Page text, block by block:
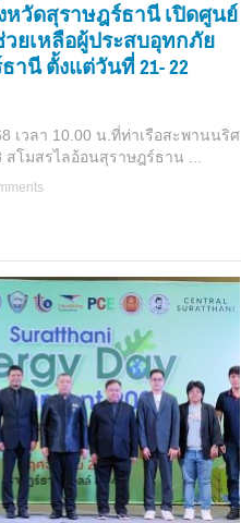
หวัดสุราษฎร์ธานี เปิดศูนย์
ยเหลือผู้ประสบอุทกภัย
านี ตั้งแต่วันที่ 21- 22
เวลา 10.00 น.ที่ท่าเรือสะพานนริศ
สโมสรไลอ้อนสุราษฎร์ธาน ...